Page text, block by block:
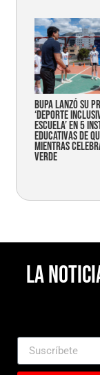
Bupa lanzó su
‘Deporte
Escuela’ en 5
educativas de
mientras
verde
La